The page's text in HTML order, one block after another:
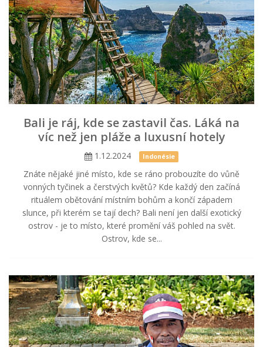
Bali je ráj, kde se zastavil čas. Láká na
víc než jen pláže a luxusní hotely
1.12.2024 Indonésie
Znáte nějaké jiné místo, kde se ráno probouzíte do vůně
vonných tyčinek a čerstvých květů? Kde každý den začíná
rituálem obětování místním bohům a končí západem
slunce, při kterém se tají dech? Bali není jen další exotický
ostrov - je to místo, které promění váš pohled na svět.
Ostrov, kde se...